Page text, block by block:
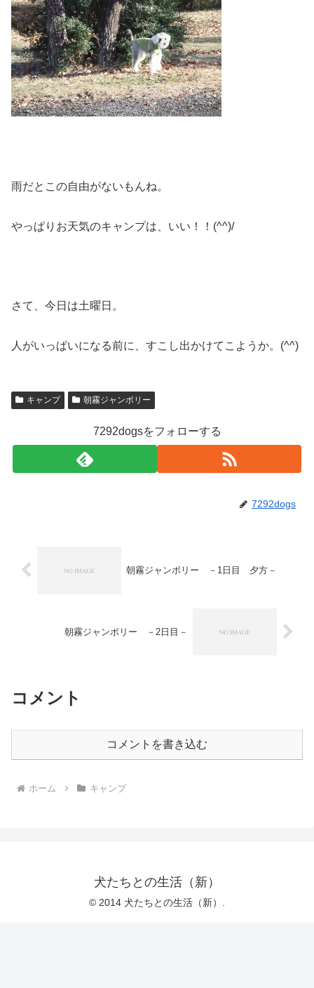
雨だとこの自由がないもんね。
やっぱりお天気のキャンプは、いい！！(^^)/
さて、今日は土曜日。
人がいっぱいになる前に、すこし出かけてこようか。(^^)
キャンプ 朝霧ジャンボリー
7292dogsをフォローする
7292dogs
朝霧ジャンボリー －1日目 夕方－
朝霧ジャンボリー －2日目－
コメント
コメントを書き込む
ホーム キャンプ
犬たちとの生活（新）
© 2014 犬たちとの生活（新）.